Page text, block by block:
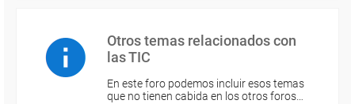
Otros temas relacionados con
las TIC
En este foro podemos incluir esos temas
que no tienen cabida en los otros foros…